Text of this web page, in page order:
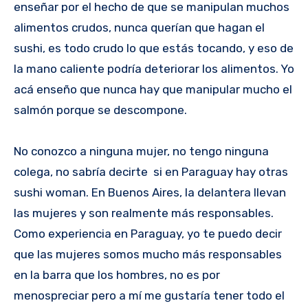
enseñar por el hecho de que se manipulan muchos
alimentos crudos, nunca querían que hagan el
sushi, es todo crudo lo que estás tocando, y eso de
la mano caliente podría deteriorar los alimentos. Yo
acá enseño que nunca hay que manipular mucho el
salmón porque se descompone.
No conozco a ninguna mujer, no tengo ninguna
colega, no sabría decirte si en Paraguay hay otras
sushi woman. En Buenos Aires, la delantera llevan
las mujeres y son realmente más responsables.
Como experiencia en Paraguay, yo te puedo decir
que las mujeres somos mucho más responsables
en la barra que los hombres, no es por
menospreciar pero a mí me gustaría tener todo el